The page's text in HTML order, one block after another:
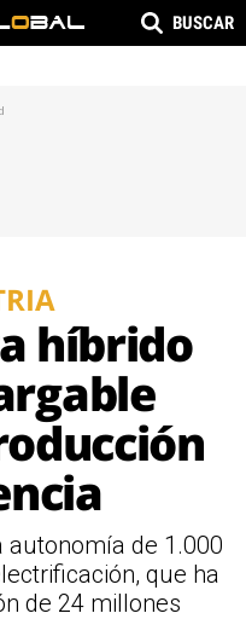
BUSCAR
híbrido
autonomía de 1.000
que ha
de 24 millones